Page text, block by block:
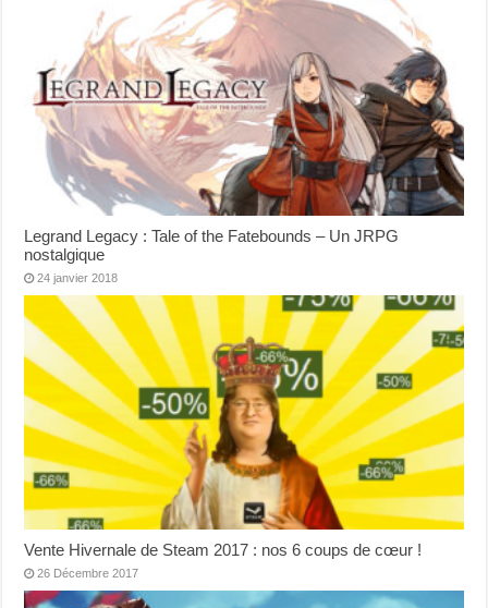
Legrand Legacy : Tale of the Fatebounds – Un JRPG
nostalgique
24 janvier 2018
Vente Hivernale de Steam 2017 : nos 6 coups de cœur !
26 Décembre 2017